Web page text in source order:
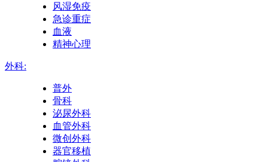
风湿免疫
急诊重症
血液
精神心理
外科:
普外
骨科
泌尿外科
血管外科
微创外科
器官移植